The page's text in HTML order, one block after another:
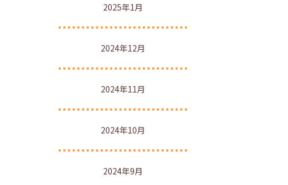
2025年1月
2024年12月
2024年11月
2024年10月
2024年9月